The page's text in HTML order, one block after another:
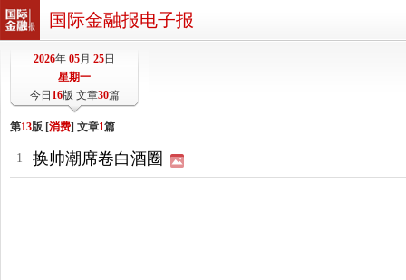
国际金融报电子报
2026年 05月 25日
星期一
今日 16版 文章30篇
第13版 [消费] 文章1篇
1 换帅潮席卷白酒圈